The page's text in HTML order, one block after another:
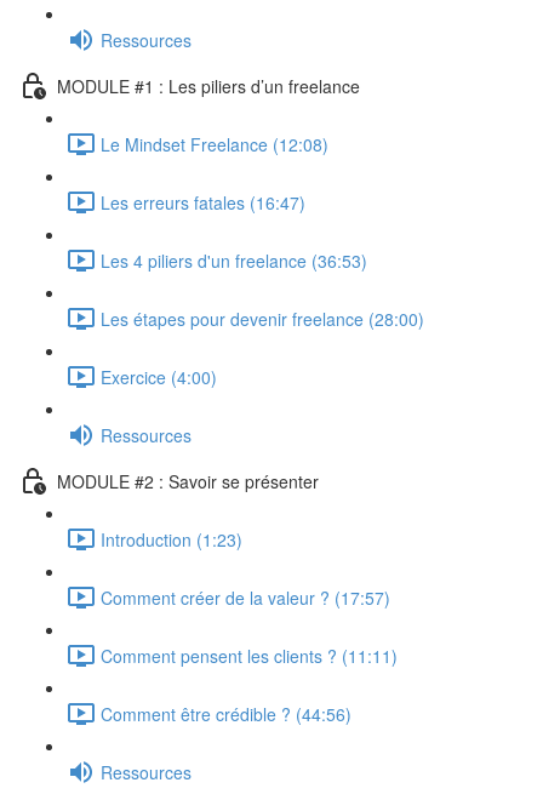
Ressources
MODULE #1 : Les piliers d’un freelance
Le Mindset Freelance (12:08)
Les erreurs fatales (16:47)
Les 4 piliers d'un freelance (36:53)
Les étapes pour devenir freelance (28:00)
Exercice (4:00)
Ressources
MODULE #2 : Savoir se présenter
Introduction (1:23)
Comment créer de la valeur ? (17:57)
Comment pensent les clients ? (11:11)
Comment être crédible ? (44:56)
Ressources